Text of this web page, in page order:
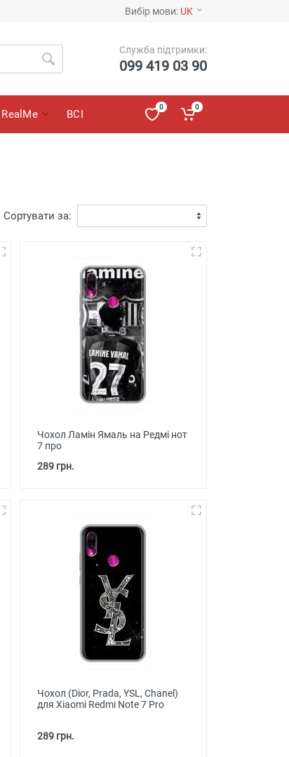
Вибір мови: UK
Служба підтримки:
099 419 03 90
RealMe ВСІ
0 0
Сортувати за:
Чохол Ламін Ямаль на Редмі нот
7 про
289 грн.
Чохол (Dior, Prada, YSL, Chanel)
для Xiaomi Redmi Note 7 Pro
289 грн.